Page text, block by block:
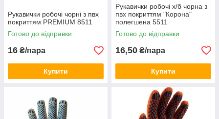
Рукавички робочі чорні з пвх
покриттям PREMIUM 8511
Готово до відправки
16 ₴/пара
Купити
Рукавички робочі х/б чорна з
пвх покриттям "Корона"
полегшена 5511
Готово до відправки
16,50 ₴/пара
Купити